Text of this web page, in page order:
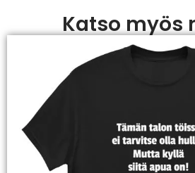
Katso myös